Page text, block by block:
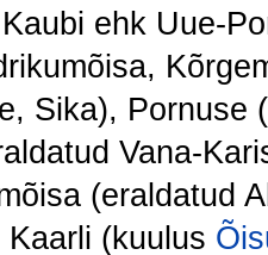
ehk Uue-
Sika),
Vana-
(eraldatud
(kuulus